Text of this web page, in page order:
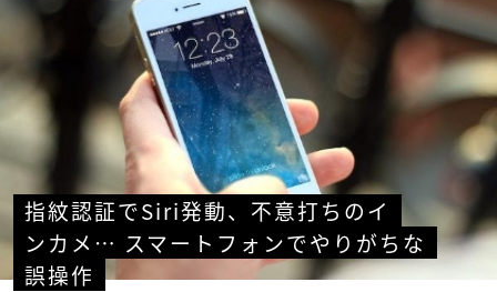
指紋認証でSiri発動、不意打ちのイ
ンカメ… スマートフォンでやりがちな
誤操作